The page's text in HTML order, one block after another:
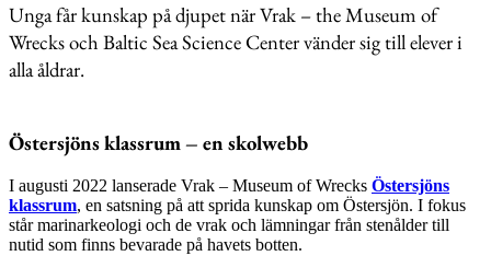
Unga får kunskap på djupet när Vrak – the Museum of
Wrecks och Baltic Sea Science Center vänder sig till elever i
alla åldrar.
Östersjöns klassrum – en skolwebb
I augusti 2022 lanserade Vrak – Museum of Wrecks Östersjöns
klassrum, en satsning på att sprida kunskap om Östersjön. I fokus
står marinarkeologi och de vrak och lämningar från stenålder till
nutid som finns bevarade på havets botten.